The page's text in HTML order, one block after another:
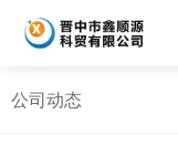
公司动态